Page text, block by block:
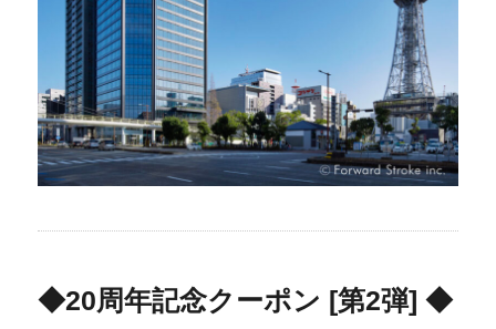
◆20周年記念クーポン [第2弾] ◆